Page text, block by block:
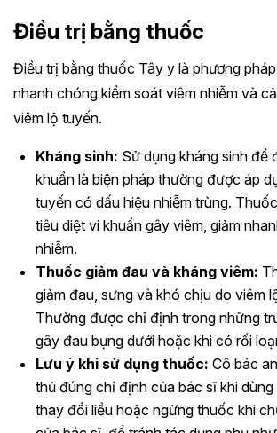
Điều trị bằng thuốc
Điều trị bằng thuốc Tây y là phương
nhanh chóng kiểm soát viêm nhiễm và
viêm lộ tuyến.
Kháng sinh: Sử dụng kháng sinh để
khuẩn là biện pháp thường được áp
tuyến có dấu hiệu nhiễm trùng.
tiêu diệt vi khuẩn gây viêm, giảm
nhiễm.
Thuốc giảm đau và kháng viêm:
giảm đau, sưng và khó chịu do viêm
Thường được chỉ định trong những
gây đau bụng dưới hoặc khi có rối
Lưu ý khi sử dụng thuốc: Cô bác
thủ đúng chỉ định của bác sĩ khi
thay đổi liều hoặc ngừng thuốc khi